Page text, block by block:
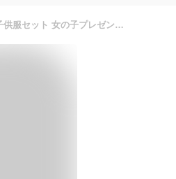
【B.J.G.】女の子福袋 ジュニア 子供服福袋 子供服セット 女の子プレゼント クリスマスプレゼント 2019★HAPPY BAG/F1-A